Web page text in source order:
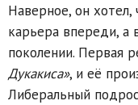
Наверное, он хотел,
карьера впереди, а
поколении. Первая
Дукакиса», и её
Либеральный